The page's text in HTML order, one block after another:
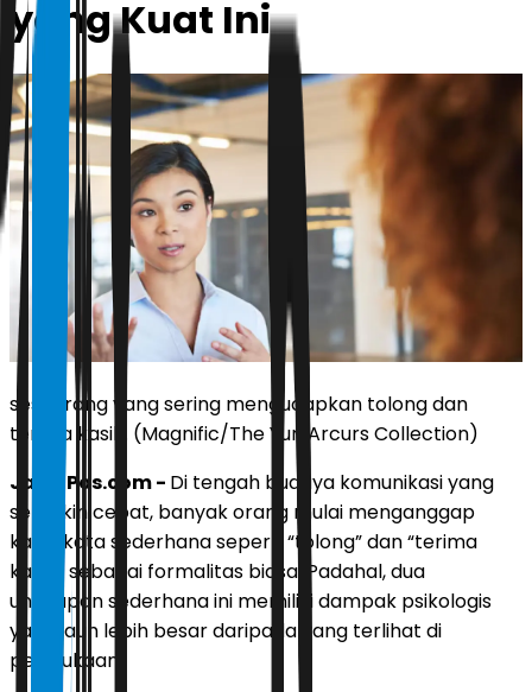
yang Kuat Ini
seseorang yang sering mengucapkan tolong dan
terima kasih. (Magnific/The Yuri Arcurs Collection)
JawaPos.com - Di tengah budaya komunikasi yang
semakin cepat, banyak orang mulai menganggap
kata-kata sederhana seperti “tolong” dan “terima
kasih” sebagai formalitas biasa. Padahal, dua
ungkapan sederhana ini memiliki dampak psikologis
yang jauh lebih besar daripada yang terlihat di
permukaan.